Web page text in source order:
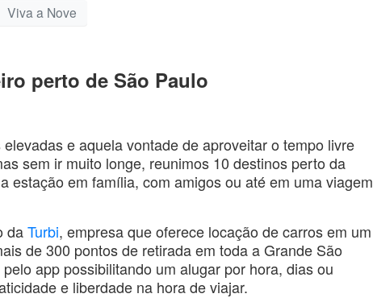
Viva a Nove
perto de São Paulo
e aquela vontade de aproveitar o tempo livre
sem ir muito longe, reunimos 10 destinos perto da
estação em família, com amigos ou até em uma viagem
daTurbi, empresa que oferece locação de carros em um
de 300 pontos de retirada em toda a Grande São
app possibilitando um alugar por hora, dias ou
e liberdade na hora de viajar.